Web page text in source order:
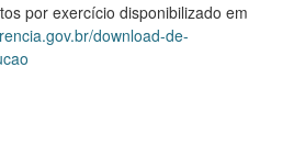
por exercício disponibilizado em
download-de-